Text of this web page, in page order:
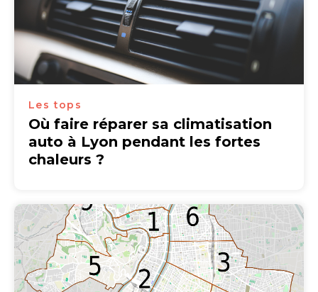
Les tops
Où faire réparer sa climatisation
auto à Lyon pendant les fortes
chaleurs ?